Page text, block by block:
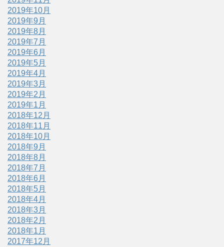
2019年10月
2019年9月
2019年8月
2019年7月
2019年6月
2019年5月
2019年4月
2019年3月
2019年2月
2019年1月
2018年12月
2018年11月
2018年10月
2018年9月
2018年8月
2018年7月
2018年6月
2018年5月
2018年4月
2018年3月
2018年2月
2018年1月
2017年12月